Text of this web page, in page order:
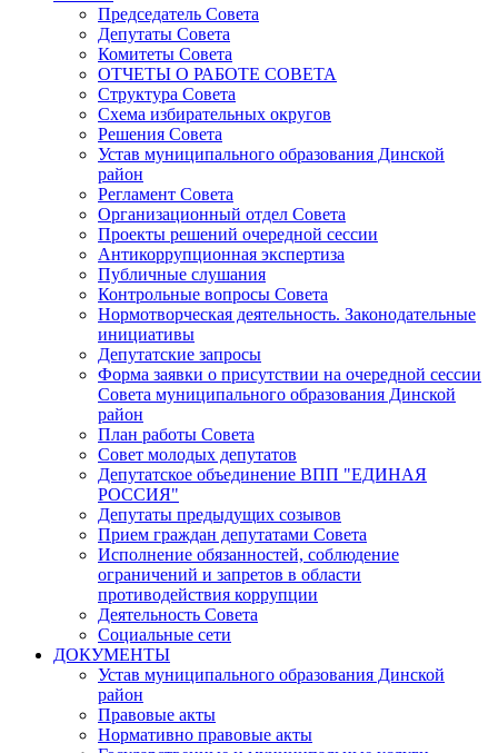
Председатель Совета
Депутаты Совета
Комитеты Совета
ОТЧЕТЫ О РАБОТЕ СОВЕТА
Структура Совета
Схема избирательных округов
Решения Совета
Устав муниципального образования Динской
район
Регламент Совета
Организационный отдел Совета
Проекты решений очередной сессии
Антикоррупционная экспертиза
Публичные слушания
Контрольные вопросы Совета
Нормотворческая деятельность. Законодательные
инициативы
Депутатские запросы
Форма заявки о присутствии на очередной сессии
Совета муниципального образования Динской
район
План работы Совета
Совет молодых депутатов
Депутатское объединение ВПП "ЕДИНАЯ
РОССИЯ"
Депутаты предыдущих созывов
Прием граждан депутатами Совета
Исполнение обязанностей, соблюдение
ограничений и запретов в области
противодействия коррупции
Деятельность Совета
Социальные сети
ДОКУМЕНТЫ
Устав муниципального образования Динской
район
Правовые акты
Нормативно правовые акты